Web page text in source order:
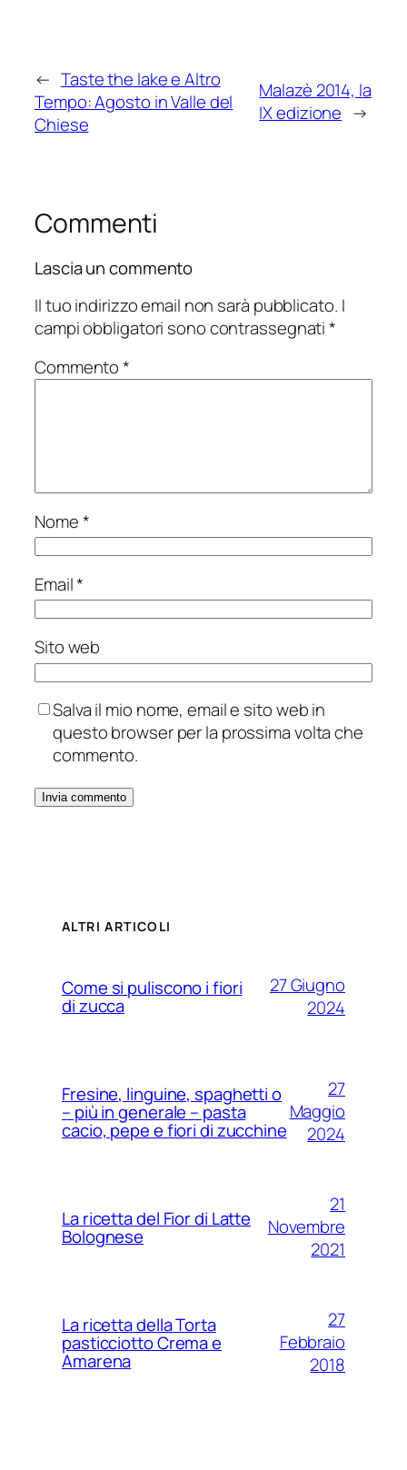
← Taste the lake e Altro
Tempo: Agosto in Valle del
Chiese
Malazè 2014, la
IX edizione →
Commenti
Lascia un commento
Il tuo indirizzo email non sarà pubblicato. I
campi obbligatori sono contrassegnati*
Commento*
Nome*
Email*
Sito web
Salva il mio nome, email e sito web in
questo browser per la prossima volta che
commento.
ALTRI ARTICOLI
Come si puliscono i fiori
di zucca
27 Giugno
2024
Fresine, linguine, spaghetti o
– più in generale – pasta
cacio, pepe e fiori di zucchine
27
Maggio
2024
La ricetta del Fior di Latte
Bolognese
21
Novembre
2021
La ricetta della Torta
pasticciotto Crema e
Amarena
27
Febbraio
2018